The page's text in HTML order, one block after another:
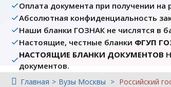
Оплата документа при получении на
Абсолютная конфиденциальность
Наши бланки ГОЗНАК не числятся в
Настоящие, честные бланки ФГУП
НАСТОЯЩИЕ БЛАНКИ ДОКУМЕНТОВ
документов.
Главная Вузы Москвы Российский